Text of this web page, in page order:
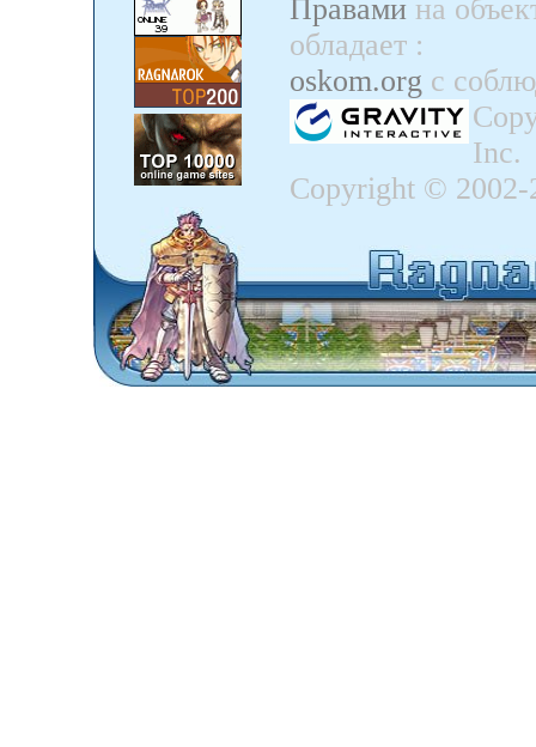
Правами на
обладает :
oskom.org с
Inc.
Copyright ©